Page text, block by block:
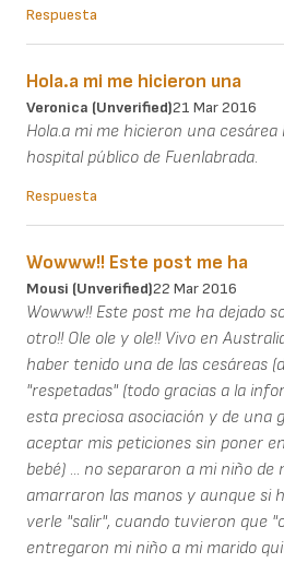
Respuesta
Hola.a mi me hicieron una
Veronica (unverified)21 Mar 2016
Hola.a mi me hicieron una
hospital público de Fuenlabrada.
Respuesta
Wowww!! Este post me ha
Mousi (unverified)22 Mar 2016
Wowww!! Este post me ha dejado
otro!! Ole ole y ole!! Vivo en
haber tenido una de las cesáreas
"respetadas" (todo gracias a la
esta preciosa asociación y de una
aceptar mis peticiones sin poner
bebé) ... no separaron a mi niño de
amarraron las manos y aunque si
verle "salir", cuando tuvieron que
entregaron mi niño a mi marido